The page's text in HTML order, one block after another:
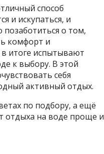
способ
и искупаться, и
позаботиться о том,
комфорт и
в итоге испытывают
к выбору. В этой
себя
активный отдых.
по подбору, а ещё
отдыха на воде проще и